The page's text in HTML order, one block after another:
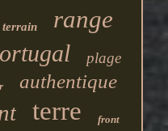
terrain range
plage
authentique
terre front